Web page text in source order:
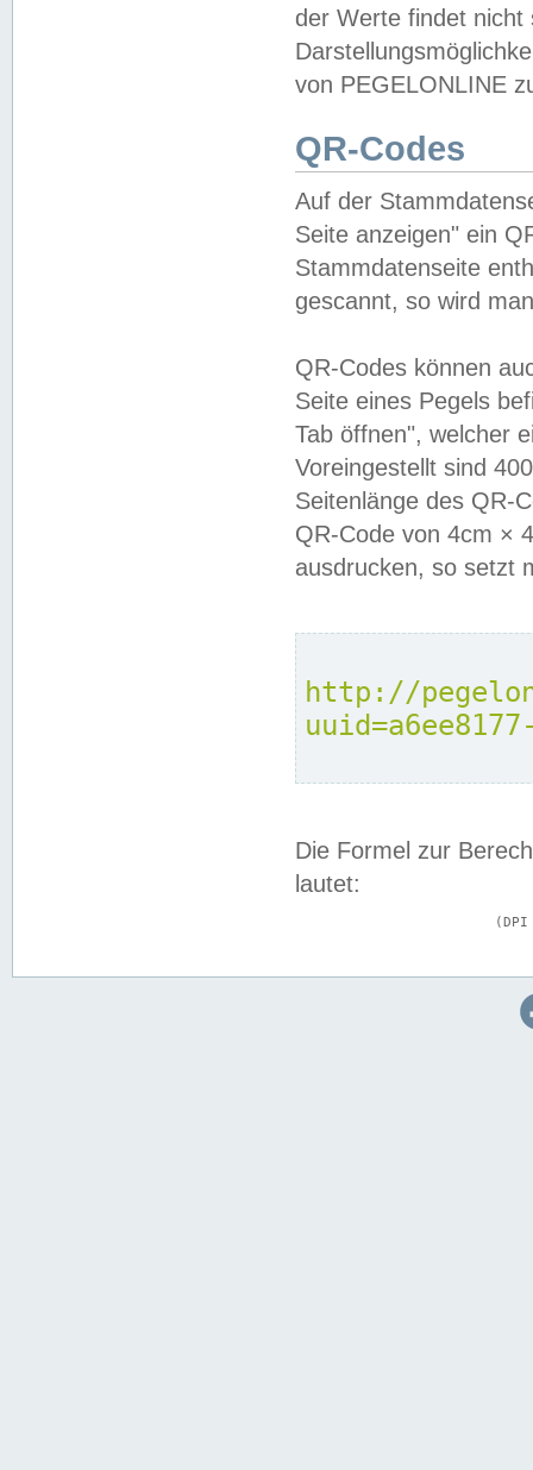
der Werte findet
von PEGELONLINE
QR-Codes
Auf der
Seite anzeigen" ein
Stammdatenseite
gescannt, so wird
QR-Codes können
Seite eines Pegels
Tab öffnen", welcher
Voreingestellt sind
Seitenlänge des QR-
QR-Code von 4cm ×
ausdrucken, so setzt
http://
Die Formel zur
lautet: